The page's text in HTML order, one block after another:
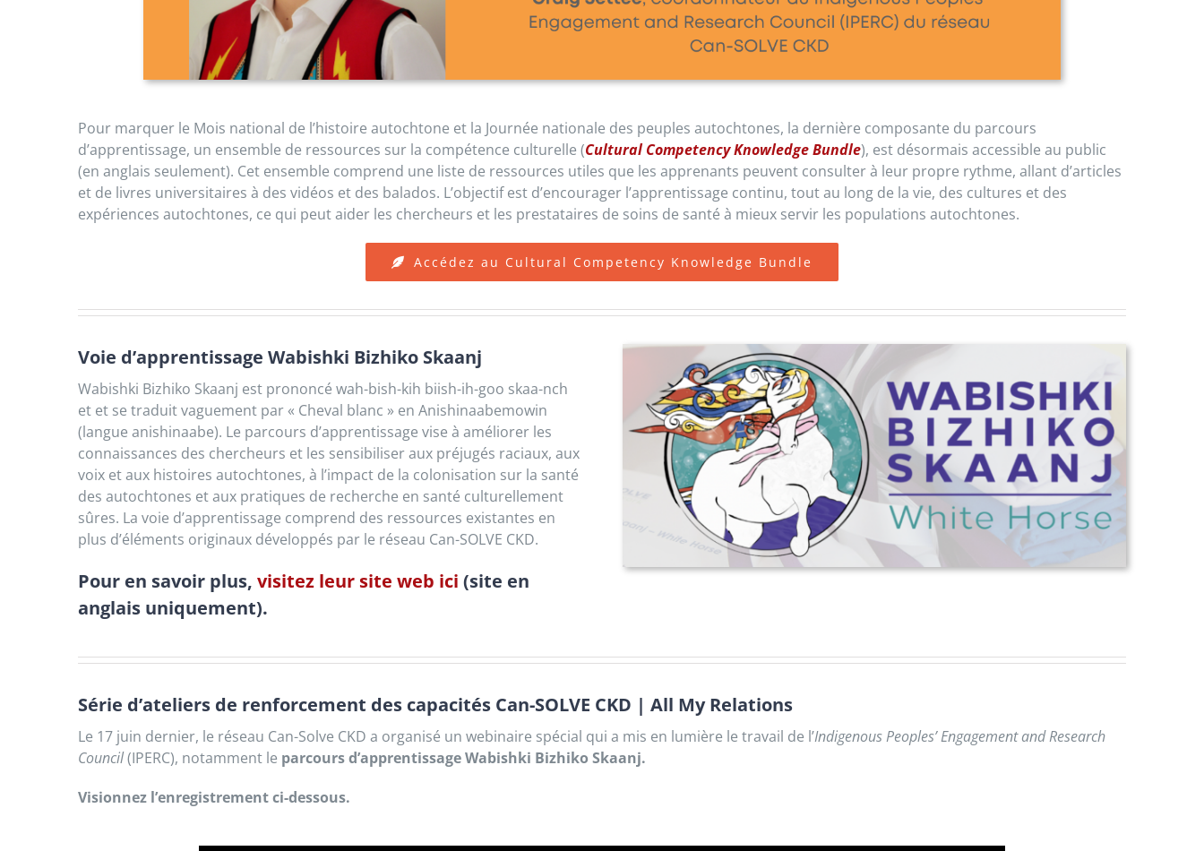
Pour marquer le Mois national de l’histoire autochtone et la Journée nationale des peuples autochtones, la dernière composante du parcours
d’apprentissage, un ensemble de ressources sur la compétence culturelle (Cultural Competency Knowledge Bundle), est désormais accessible au public
(en anglais seulement). Cet ensemble comprend une liste de ressources utiles que les apprenants peuvent consulter à leur propre rythme, allant d’articles
et de livres universitaires à des vidéos et des balados. L’objectif est d’encourager l’apprentissage continu, tout au long de la vie, des cultures et des
expériences autochtones, ce qui peut aider les chercheurs et les prestataires de soins de santé à mieux servir les populations autochtones.
Accédez au Cultural Competency Knowledge Bundle
Voie d’apprentissage Wabishki Bizhiko Skaanj
Wabishki Bizhiko Skaanj est prononcé wah-bish-kih biish-ih-goo skaa-nch
et et se traduit vaguement par « Cheval blanc » en Anishinaabemowin
(langue anishinaabe). Le parcours d’apprentissage vise à améliorer les
connaissances des chercheurs et les sensibiliser aux préjugés raciaux, aux
voix et aux histoires autochtones, à l’impact de la colonisation sur la santé
des autochtones et aux pratiques de recherche en santé culturellement
sûres. La voie d’apprentissage comprend des ressources existantes en
plus d’éléments originaux développés par le réseau Can-SOLVE CKD.
Pour en savoir plus, visitez leur site web ici (site en
anglais uniquement).
Série d’ateliers de renforcement des capacités Can-SOLVE CKD | All My Relations
Le 17 juin dernier, le réseau Can-Solve CKD a organisé un webinaire spécial qui a mis en lumière le travail de l’Indigenous Peoples’ Engagement and Research
Council(IPERC), notamment le parcours d’apprentissage Wabishki Bizhiko Skaanj.
Visionnez l’enregistrement ci-dessous.